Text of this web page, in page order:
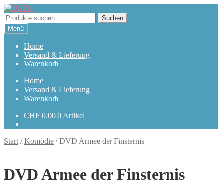
Zur
Navigation
springen
Zum
Inhalt
springen
Suchen
nach:
Suchen
Menü
Home
Versand & Lieferung
Warenkorb
Home
Versand & Lieferung
Warenkorb
CHF 0.00 0 Artikel
Start /Komödie /DVD Armee der Finsternis
DVD Armee der Finsternis